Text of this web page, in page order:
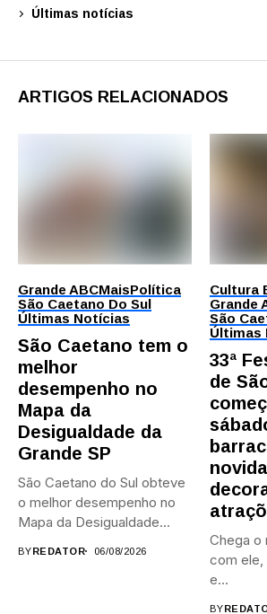
Últimas notícias
ARTIGOS RELACIONADOS
Grande ABCMaisPolítica
São Caetano Do Sul
Últimas Notícias
São Caetano tem o
melhor
desempenho no
Mapa da
Desigualdade da
Grande SP
São Caetano do Sul obteve
o melhor desempenho no
Mapa da Desigualdade...
BYREDATOR 06/08/2026
Cultura
Grande
São
Últimas
33ª
de
Chega o
com ele,
e...
BY